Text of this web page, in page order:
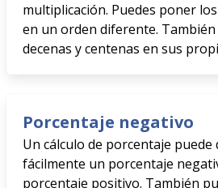
multiplicación. Puedes poner
en un orden diferente.
decenas y centenas en sus
Porcentaje negativo
Un cálculo de porcentaje
fácilmente un porcentaje
porcentaje positivo. También